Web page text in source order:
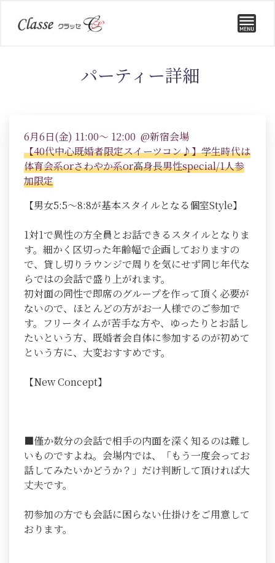
パーティー詳細
6月6日(金) 11:00～ 12:00 @新宿会場
【40代中心既婚者限定スイーツコン♪】学生時代は
体育会系orさわやか系or高身長男性special/1人参
加限定
【男女5:5～8:8が基本スタイルとなる個室Style】
1対1で異性の方全員とお話できるスタイルとなりま
す。細かく区切った年齢幅で企画しておりますの
で、貸し切りラウンジで周りを気にせず同じ年代な
らではの会話で盛り上がれます。
初対面の同性で即席のグループを作って頂く必要が
ないので、ほとんどの方がお一人様でのご参加で
す。フリータイムが苦手な方や、ゆったりとお話し
たいという方、既婚者会自体に参加するのが初めて
という方に、大変おすすめです。
【New Concept】
■僅か数分の会話で相手の内面を深く知るのは難し
いものですよね。会場内では、「もう一度会ってお
話してみたいかどうか？」だけ判断して頂ければ大
丈夫です。
初参加の方でも会話に困らない仕掛けをご用意して
おります。